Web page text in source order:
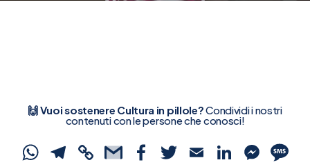
🙌 Vuoi sostenere Cultura in pillole?Condividi i nostri
contenuti con le persone che conosci!
WhatsApp
Telegram
CopyGmailFacebook
Twitter
Email